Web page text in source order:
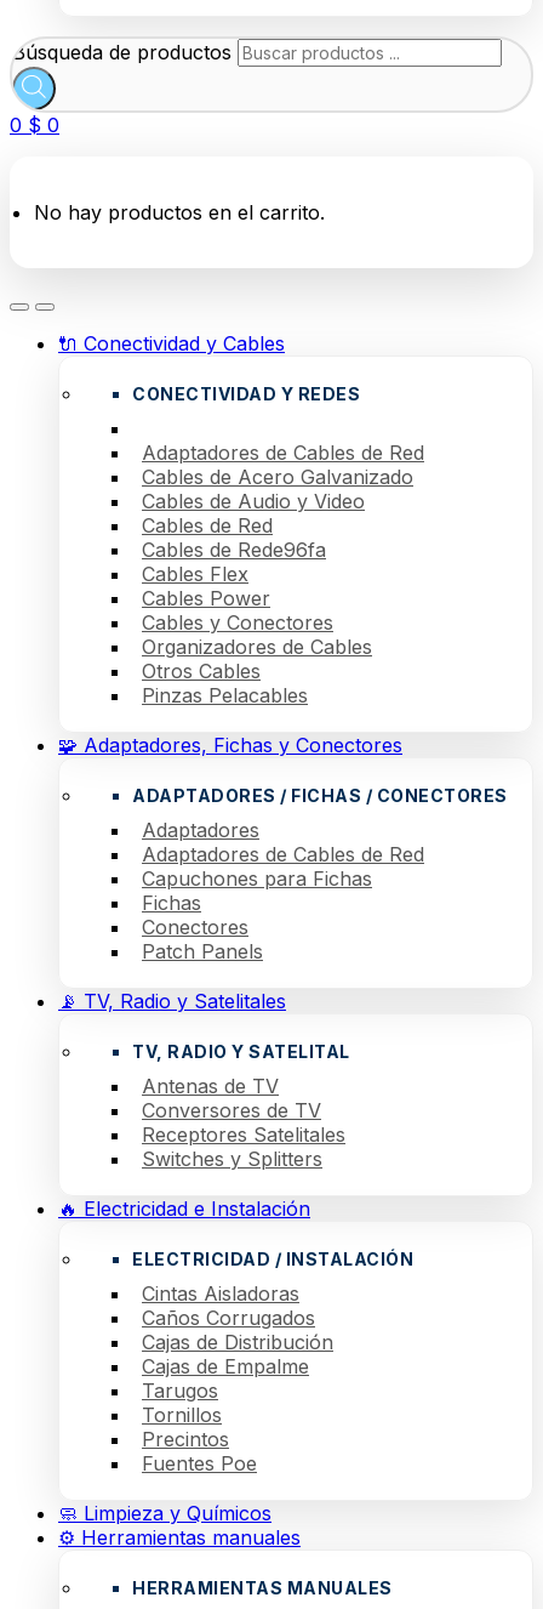
Búsqueda de productos
0 $ 0
No hay productos en el carrito.
🔌 Conectividad y Cables
CONECTIVIDAD Y REDES
Adaptadores de Cables de Red
Cables de Acero Galvanizado
Cables de Audio y Video
Cables de Red
Cables de Rede96fa
Cables Flex
Cables Power
Cables y Conectores
Organizadores de Cables
Otros Cables
Pinzas Pelacables
🧩 Adaptadores, Fichas y Conectores
ADAPTADORES / FICHAS / CONECTORES
Adaptadores
Adaptadores de Cables de Red
Capuchones para Fichas
Fichas
Conectores
Patch Panels
📡 TV, Radio y Satelitales
TV, RADIO Y SATELITAL
Antenas de TV
Conversores de TV
Receptores Satelitales
Switches y Splitters
🔥 Electricidad e Instalación
ELECTRICIDAD / INSTALACIÓN
Cintas Aisladoras
Caños Corrugados
Cajas de Distribución
Cajas de Empalme
Tarugos
Tornillos
Precintos
Fuentes Poe
🧼 Limpieza y Químicos
⚙️ Herramientas manuales
HERRAMIENTAS MANUALES